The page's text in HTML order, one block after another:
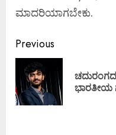
ಮಾದರಿಯಾಗಬೇಕು.
Continue
Reading
Previous
ಭಾರತೀಯ